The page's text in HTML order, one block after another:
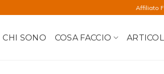
Affiliato
CHI SONO COSA FACCIO